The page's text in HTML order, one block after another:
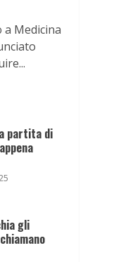
a Medicina
partita di
gli